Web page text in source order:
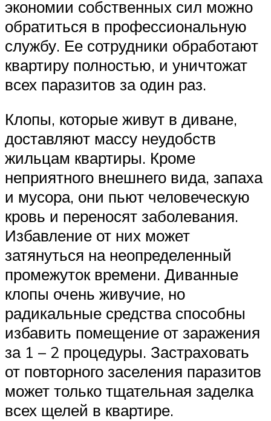
экономии собственных сил можно
обратиться в профессиональную
службу. Ее сотрудники обработают
квартиру полностью, и уничтожат
всех паразитов за один раз.
Клопы, которые живут в диване,
доставляют массу неудобств
жильцам квартиры. Кроме
неприятного внешнего вида, запаха
и мусора, они пьют человеческую
кровь и переносят заболевания.
Избавление от них может
затянуться на неопределенный
промежуток времени. Диванные
клопы очень живучие, но
радикальные средства способны
избавить помещение от заражения
за 1 – 2 процедуры. Застраховать
от повторного заселения паразитов
может только тщательная заделка
всех щелей в квартире.